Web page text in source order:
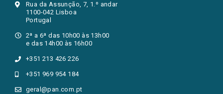
Rua da Assunção, 7, 1.º andar
1100-042 Lisboa
Portugal
2ª a 6ª das 10h00 às 13h00
e das 14h00 às 16h00
+351 213 426 226
+351 969 954 184
geral@pan.com.pt